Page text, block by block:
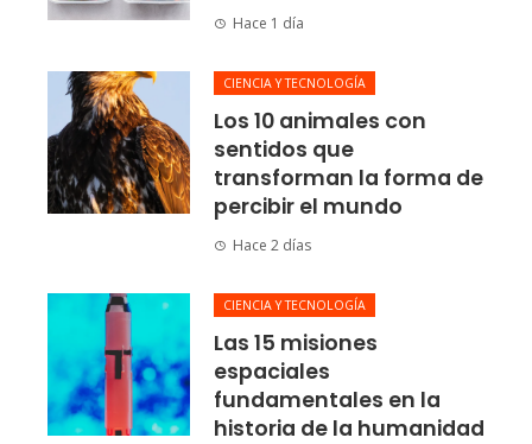
Hace 1 día
CIENCIA Y TECNOLOGÍA
Los 10 animales con
sentidos que
transforman la forma de
percibir el mundo
Hace 2 días
CIENCIA Y TECNOLOGÍA
Las 15 misiones
espaciales
fundamentales en la
historia de la humanidad